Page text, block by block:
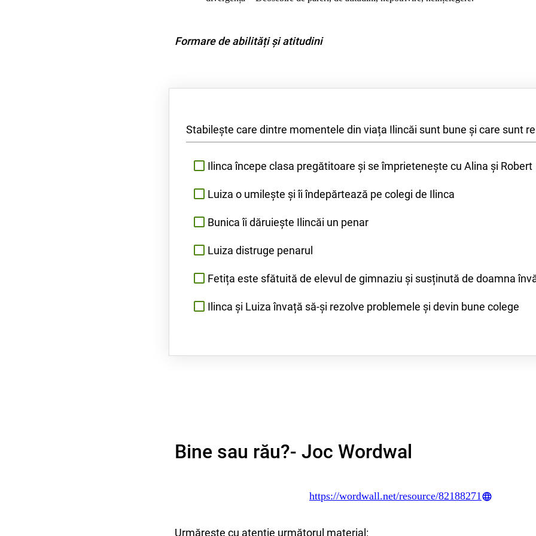
Formare de abilități și atitudini
Stabilește care dintre momentele din viața Ilincăi sunt bune și care sunt
Ilinca începe clasa pregătitoare și se împrietenește cu Alina și Robert
Luiza o umilește și îi îndepărtează pe colegi de Ilinca
Bunica îi dăruiește Ilincăi un penar
Luiza distruge penarul
Fetița este sfătuită de elevul de gimnaziu și susținută de doamna
Ilinca și Luiza învață să-și rezolve problemele și devin bune colege
Bine sau rău?- Joc Wordwal
https://wordwall.net/resource/82188271
Urmărește cu atenție următorul material: